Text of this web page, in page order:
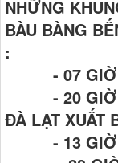
NHỮNG
BÀU BÀNG
:
- 07 GIỜ
- 20 GIỜ
ĐÀ LẠT XUẤT
- 13 GIỜ